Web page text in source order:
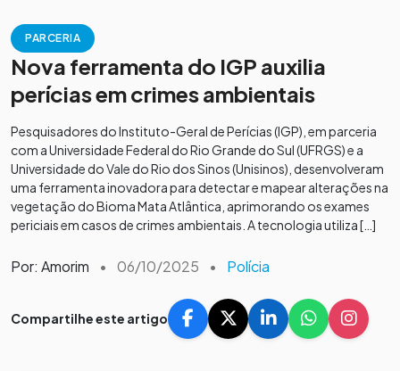
PARCERIA
Nova ferramenta do IGP auxilia
perícias em crimes ambientais
Pesquisadores do Instituto-Geral de Perícias (IGP), em parceria
com a Universidade Federal do Rio Grande do Sul (UFRGS) e a
Universidade do Vale do Rio dos Sinos (Unisinos), desenvolveram
uma ferramenta inovadora para detectar e mapear alterações na
vegetação do Bioma Mata Atlântica, aprimorando os exames
periciais em casos de crimes ambientais. A tecnologia utiliza […]
Por: Amorim • 06/10/2025 • Polícia
Compartilhe este artigo